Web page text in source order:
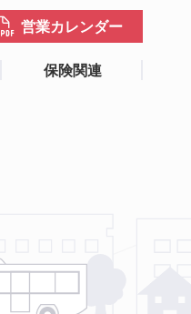
保険関連
営業カレンダー